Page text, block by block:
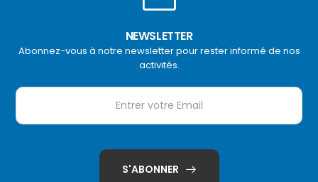
NEWSLETTER
Abonnez-vous à notre newsletter pour rester informé de nos
activités.
S'ABONNER